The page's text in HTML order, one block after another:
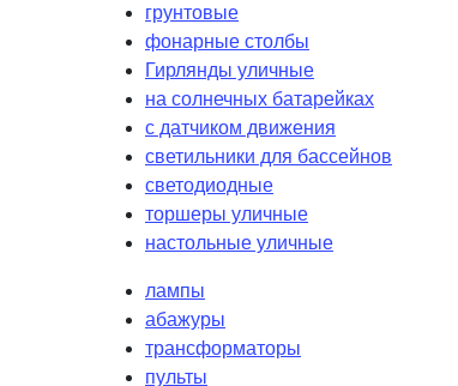
грунтовые
фонарные столбы
Гирлянды уличные
на солнечных батарейках
с датчиком движения
светильники для бассейнов
светодиодные
торшеры уличные
настольные уличные
лампы
абажуры
трансформаторы
пульты